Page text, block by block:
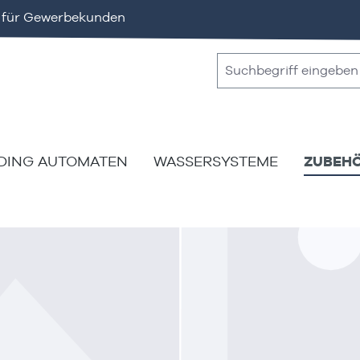
Gewerbekunden
AUTOMATEN WASSERSYSTEME